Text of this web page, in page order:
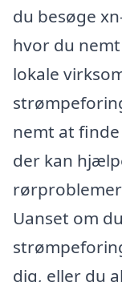
du besøge
hvor du
lokale
nemt at
der kan
Uanset om
dig, eller du